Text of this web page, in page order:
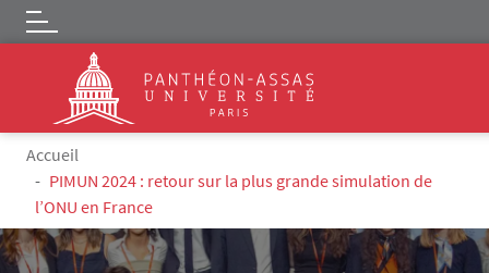
Aller au contenu principal
Logo
Fil d'Ariane
Accueil
PIMUN 2024 : retour sur la plus grande simulation de
l’ONU en France